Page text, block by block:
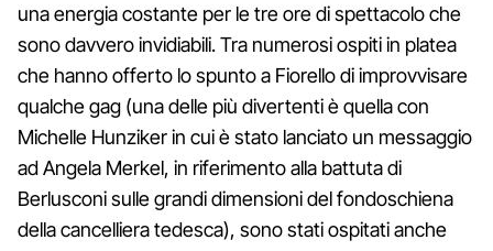
una energia costante per le tre ore di spettacolo che
sono davvero invidiabili. Tra numerosi ospiti in platea
che hanno offerto lo spunto a Fiorello di improvvisare
qualche gag (una delle più divertenti è quella con
Michelle Hunziker in cui è stato lanciato un messaggio
ad Angela Merkel, in riferimento alla battuta di
Berlusconi sulle grandi dimensioni del fondoschiena
della cancelliera tedesca), sono stati ospitati anche